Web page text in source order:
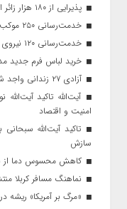
پذیرایی از ۱۸۰ هزار زائر اربعین در مسجد جمکران
خدمت‌رسانی ۲۵۰ موکب در مسیر پیاده‌روی اربعین در قم
خدمت‌رسانی ۱۲۰ نیروی هلال احمر قمی در اربعین
خرید لباس فرم جدید
آزادی ۲۷ زندانی واجد شرایط در قم به مناسبت اربعین
آیت‌الله تاکید
امنیت و اقتصاد
تاکید آیت‌الله‌
سازش
کاهش محسوس دما از
نماهنگ مسافر کربلا
«مرگ بر آمریکا» ریشه